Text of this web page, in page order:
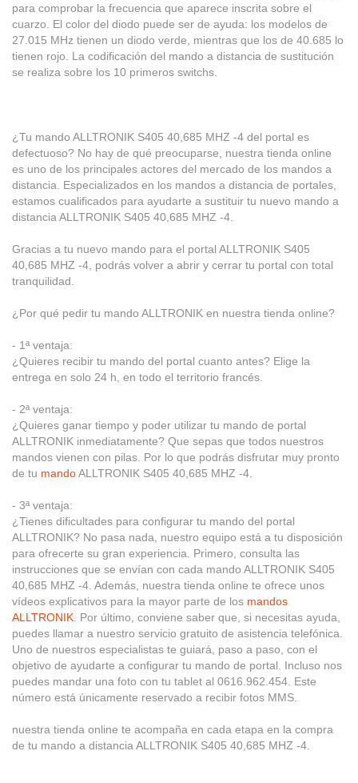
para comprobar la frecuencia que aparece inscrita sobre el
cuarzo. El color del diodo puede ser de ayuda: los modelos de
27.015 MHz tienen un diodo verde, mientras que los de 40.685 lo
tienen rojo. La codificación del mando a distancia de sustitución
se realiza sobre los 10 primeros switchs.
¿Tu mando ALLTRONIK S405 40,685 MHZ -4 del portal es
defectuoso? No hay de qué preocuparse, nuestra tienda online
es uno de los principales actores del mercado de los mandos a
distancia. Especializados en los mandos a distancia de portales,
estamos cualificados para ayudarte a sustituir tu nuevo mando a
distancia ALLTRONIK S405 40,685 MHZ -4.
Gracias a tu nuevo mando para el portal ALLTRONIK S405
40,685 MHZ -4, podrás volver a abrir y cerrar tu portal con total
tranquilidad.
¿Por qué pedir tu mando ALLTRONIK en nuestra tienda online?
- 1ª ventaja:
¿Quieres recibir tu mando del portal cuanto antes? Elige la
entrega en solo 24 h, en todo el territorio francés.
- 2ª ventaja:
¿Quieres ganar tiempo y poder utilizar tu mando de portal
ALLTRONIK inmediatamente? Que sepas que todos nuestros
mandos vienen con pilas. Por lo que podrás disfrutar muy pronto
de tu mandoALLTRONIK S405 40,685 MHZ -4.
- 3ª ventaja:
¿Tienes dificultades para configurar tu mando del portal
ALLTRONIK? No pasa nada, nuestro equipo está a tu disposición
para ofrecerte su gran experiencia. Primero, consulta las
instrucciones que se envían con cada mando ALLTRONIK S405
40,685 MHZ -4. Además, nuestra tienda online te ofrece unos
vídeos explicativos para la mayor parte de los mandos
ALLTRONIK . Por último, conviene saber que, si necesitas ayuda,
puedes llamar a nuestro servicio gratuito de asistencia telefónica.
Uno de nuestros especialistas te guiará, paso a paso, con el
objetivo de ayudarte a configurar tu mando de portal. Incluso nos
puedes mandar una foto con tu tablet al 0616.962.454. Este
número está únicamente reservado a recibir fotos MMS.
nuestra tienda online te acompaña en cada etapa en la compra
de tu mando a distancia ALLTRONIK S405 40,685 MHZ -4.